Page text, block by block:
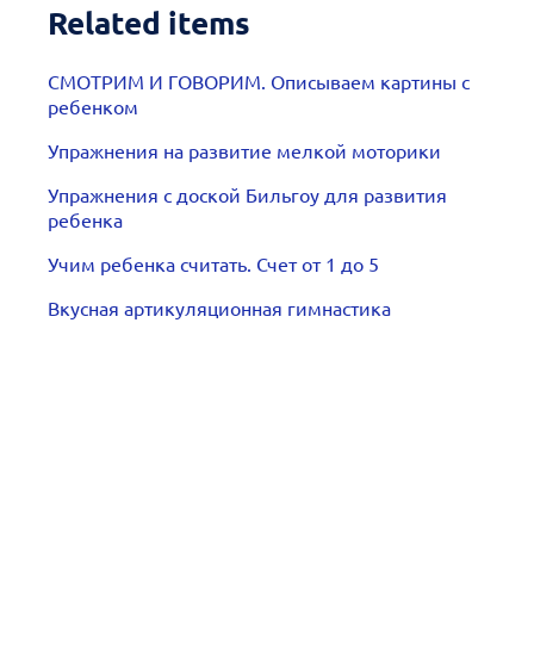
Related items
СМОТРИМ И ГОВОРИМ. Описываем картины с
ребенком
Упражнения на развитие мелкой моторики
Упражнения с доской Бильгоу для развития
ребенка
Учим ребенка считать. Счет от 1 до 5
Вкусная артикуляционная гимнастика